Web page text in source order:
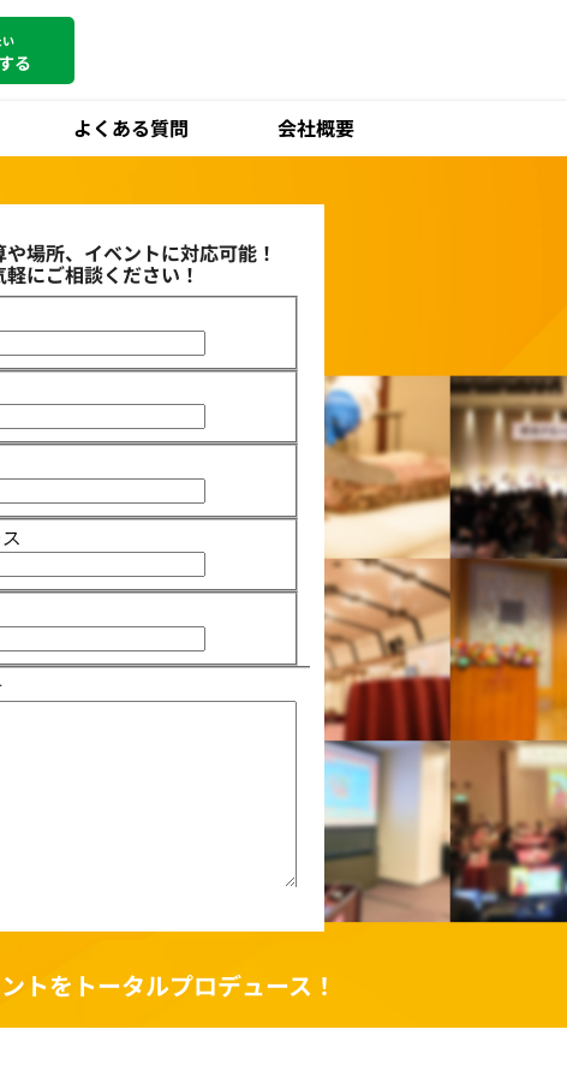
る
よくある質問 会社概要
場所、 イベントに対応可能！
軽にご相談ください！
トをトータルプロデュース！